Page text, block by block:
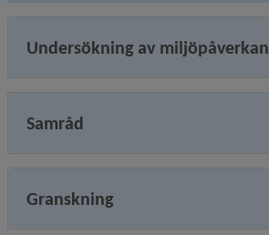
Undersökning av miljöpåverkan
Samråd
Granskning